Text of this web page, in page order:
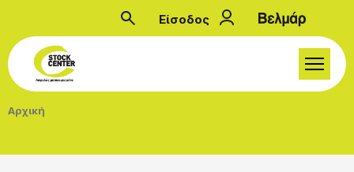
Παράκαμψη προς το κυρίως περιεχόμενο
Μενού
Είσοδος
Breadcrumb
Αρχική